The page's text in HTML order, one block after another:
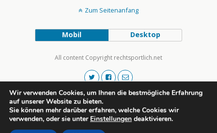
Zum Seitenanfang
Mobil Desktop
All content Copyright rechtsportlich.net
Wir verwenden Cookies, um Ihnen die bestmögliche Erfahrung
auf unserer Website zu bieten.
Sie können mehr darüber erfahren, welche Cookies wir
verwenden, oder sie unter Einstellungen deaktivieren.